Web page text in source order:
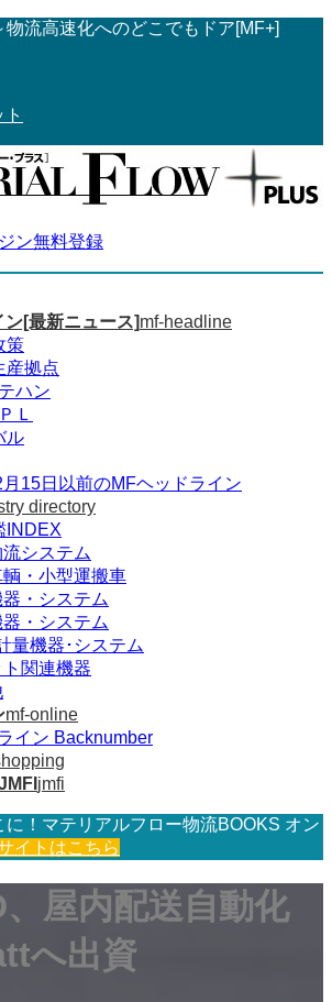
流高速化へのどこでもドア[MF+]
ン[最新ニュース]mf-headline
策
産拠点
ハン
Ｌ
ル
15日以前のMFヘッドライン
directory
INDEX
システム
・小型運搬車
・システム
・システム
量機器･システム
関連機器
mf-online
イン Backnumber
jmfi
！マテリアルフロー物流BOOKS オン
イトはこちら
屋内配送自動化
へ出資